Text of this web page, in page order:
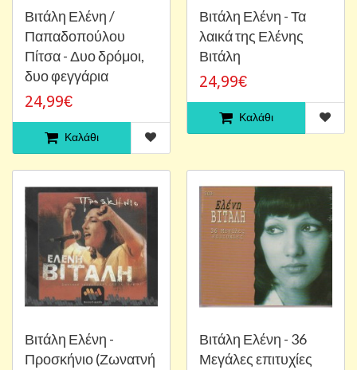
Βιτάλη Ελένη /
Παπαδοπούλου
Πίτσα - Δυο δρόμοι,
δυο φεγγάρια
24,99€
Καλάθι
Βιτάλη Ελένη - Τα
λαικά της Ελένης
Βιτάλη
24,99€
Καλάθι
Βιτάλη Ελένη -
Προσκήνιο (Ζωνατνή
Βιτάλη Ελένη - 36
Μεγάλες επιτυχίες